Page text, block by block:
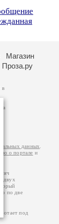
Магазин
Проза.ру
в
данных
о портале и
двух
по две
под